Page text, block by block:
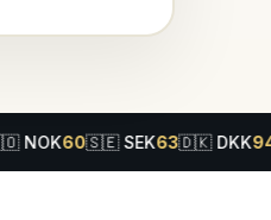
60🇸🇪 SEK63🇩🇰 DKK94🇨🇳